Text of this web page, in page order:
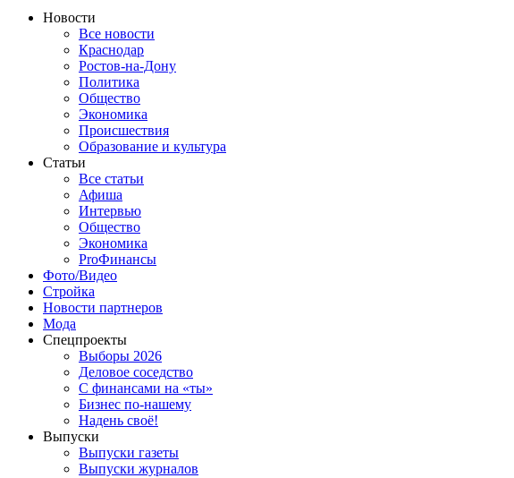
Новости
Все новости
Краснодар
Ростов-на-Дону
Политика
Общество
Экономика
Происшествия
Образование и культура
Статьи
Все статьи
Афиша
Интервью
Общество
Экономика
ProФинансы
Фото/Видео
Стройка
Новости партнеров
Мода
Спецпроекты
Выборы 2026
Деловое соседство
С финансами на «ты»
Бизнес по-нашему
Надень своё!
Выпуски
Выпуски газеты
Выпуски журналов